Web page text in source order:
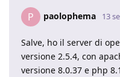
P paolophema 13
Salve, ho il server di
versione 2.5.4, con
versione 8.0.37 e php